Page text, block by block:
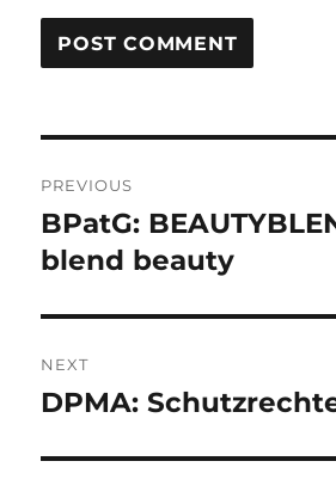
navigation
PREVIOUS
Previous
post:
BPatG:
blend beauty
NEXT
Next
DPMA: